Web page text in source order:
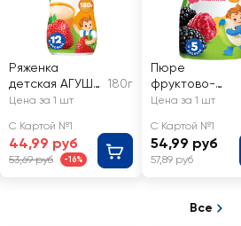
Ряженка
детская АГУША
Клубника 2,9%,
без змж
180г
Цена за 1 шт
С Картой №1
44,99 руб
53,69 руб -16%
Пюре
фруктово-
ягодное
Яблоко,
малина, с 5
месяцев
Цена за 1 шт
С Картой №1
54,99 руб
57,89 руб
Все